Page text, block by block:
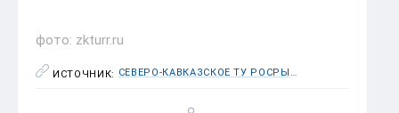
фото: zkturr.ru
ИСТОЧНИК: СЕВЕРО-КАВКАЗСКОЕ ТУ РОСРЫБОЛОВСТВА